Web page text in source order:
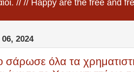
// // Happy are the free and
2024
σάρωσε όλα τα